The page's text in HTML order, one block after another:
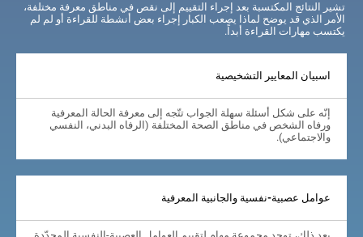
تشير النتائج المكتسبة بعد إجراء التقييم إلى نقص في مناطق معرفة مختلفة،
الأمر الذي قد يوضح لماذا يصعب الكبار إجراء بعض أنشطة للقراءة أو لم لم
يكتسب مهارات القراءة أبداً.
اسبيان المعايير التشخيصية
إنّه على شكل أسئلة سهلة الجواب تتّجه إلى معرفة الحالة المعرفية
ورفاه الشخص في مناطق الصحة المختلفة (الرفاه البدني، النفسي
والاجتماعي).
عوامل عصبية-نفسية والجانبية المعرفية